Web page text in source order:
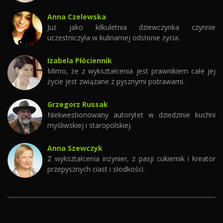
Anna Czelewska
Już jako kilkuletnia dziewczynka czynnie
uczestniczyła w kulinarnej odsłonie życia.
Izabela Płóciennik
Mimo, że z wykształcenia jest prawnikiem całe jej
życie jest związane z pysznymi potrawami.
Grzegorz Russak
Niekwestionowany autorytet w dziedzinie kuchni
myśliwskiej i staropolskiej.
Anna Szewczyk
Z wykształcenia inżynier, z pasji cukiernik i kreator
przepysznych ciast i słodkości.